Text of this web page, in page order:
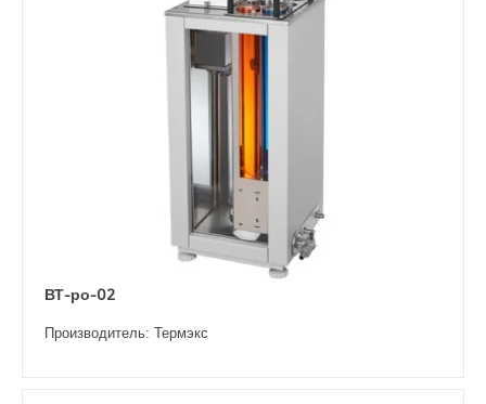
ВТ-ро-02
Производитель: Термэкс